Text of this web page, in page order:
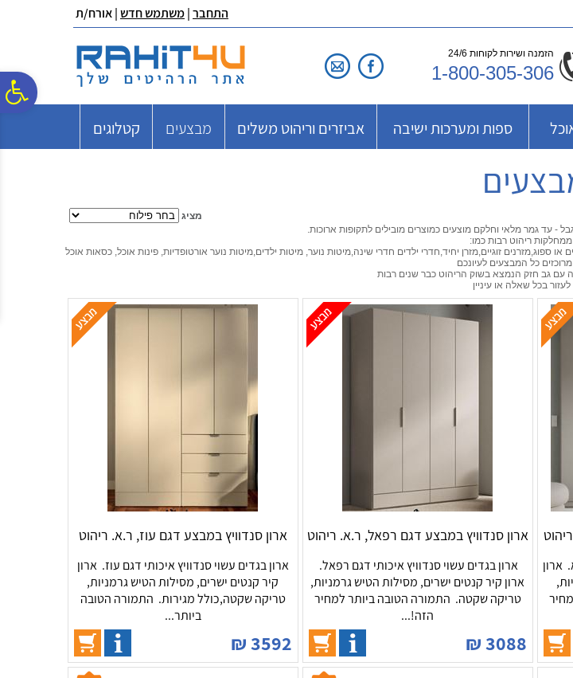
נגישות
אתר
המרכזי
התחבר|משתמש חדש| אורח/ת
הזמנה ושירות לקוחות 24/6
1-800-305-306
ספות ומערכות ישיבה אביזרים וריהוט משלים מבצעים קטלוגים
מציג
- עד גמר מלאי וחלקם מוצעים כמוצרים מובילים לתקופות ארוכות.
ריהוט רבות כמו:
ספוג,מזרנים זוגיים,מזרן יחיד,חדרי ילדים חדרי שינה,מיטות נוער, מיטות ילדים,מיטות נוער אורטופדיות, פינות אוכל, כסאות אוכל
מרוכזים כל המבצעים לעיונכם
עם גב חזק הנמצא בשוק הריהוט כבר שנים רבות
בכל שאלה או עיניין
ארון
ארון סנדוויץ במבצע דגם רפאל, ר.א. ריהוט
ארון בגדים עשוי סנדוויץ איכותי דגם רפאל.
ארון קיר קנטים ישרים, מסילות הטיש גרמניות,
טריקה שקטה. התמורה הטובה ביותר למחיר
הזה!...
3088
₪
ארון סנדוויץ במבצע דגם עוז, ר.א. ריהוט
ארון בגדים עשוי סנדוויץ איכותי דגם עוז. ארון
קיר קנטים ישרים, מסילות הטיש גרמניות,
טריקה שקטה,כולל מגירות. התמורה הטובה
ביותר...
3592
₪